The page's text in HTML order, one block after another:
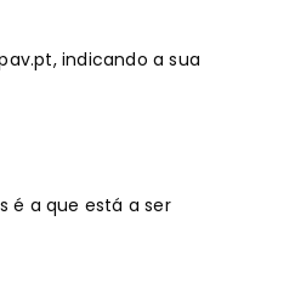
, indicando a sua
é a que está a ser